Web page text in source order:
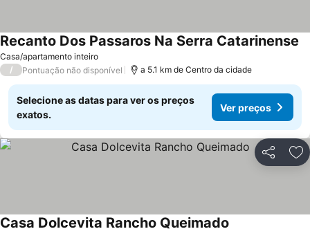
Casa/apartamento inteiro
Recanto Dos Passaros Na Serra Catarinense
/ Pontuação não disponível a 5.1 km de Centro da cidade
Selecione as datas para ver os preços
exatos.
Ver preços
Partilhar
Casa Dolcevita Rancho Queimado